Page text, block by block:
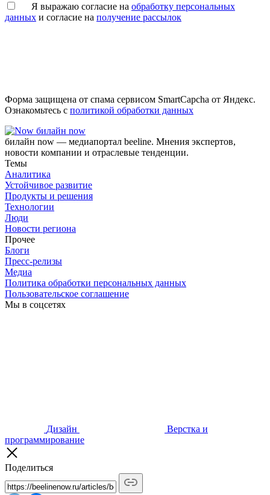
Я выражаю согласие на обработку персональных
данных и согласие на получение рассылок
Форма защищена от спама сервисом SmartCapcha от Яндекс.
Ознакомьтесь с политикой обработки данных
билайн now
билайн now — медиапортал beeline. Мнения экспертов,
новости компании и отраслевые тенденции.
Темы
Аналитика
Устойчивое развитие
Продукты и решения
Технологии
Люди
Новости региона
Прочее
Блоги
Пресс-релизы
Медиа
Политика обработки персональных данных
Пользовательское соглашение
Мы в соцсетях
Дизайн
Верстка и
программирование
Поделиться